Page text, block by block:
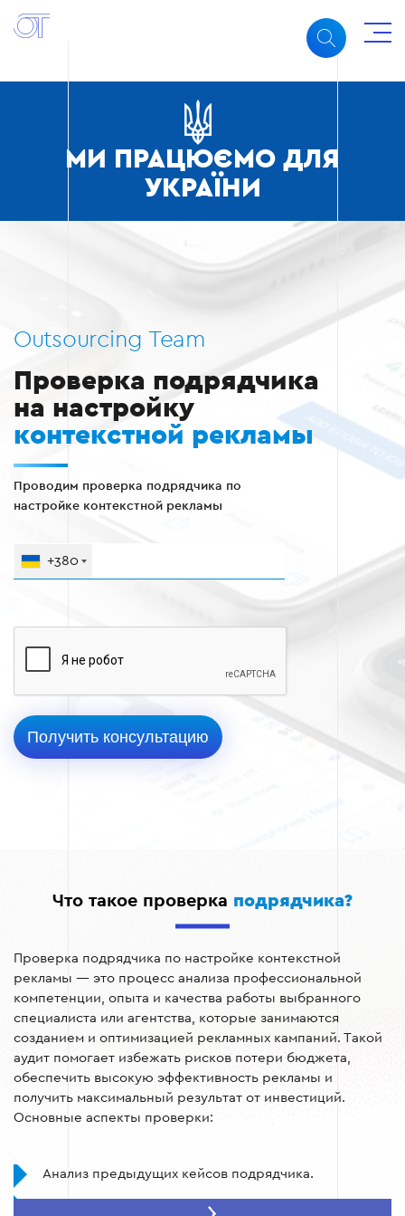
МИ ПРАЦЮЄМО ДЛЯ
УКРАЇНИ
Outsourcing Team
Проверка подрядчика
на настройку
контекстной рекламы
Проводим проверка подрядчика по
настройке контекстной рекламы
+380
Что такое проверка подрядчика?
Проверка подрядчика по настройке контекстной
рекламы — это процесс анализа профессиональной
компетенции, опыта и качества работы выбранного
специалиста или агентства, которые занимаются
созданием и оптимизацией рекламных кампаний. Такой
аудит помогает избежать рисков потери бюджета,
обеспечить высокую эффективность рекламы и
получить максимальный результат от инвестиций.
Основные аспекты проверки:
Анализ предыдущих кейсов подрядчика.
Изучение отзывов клиентов.